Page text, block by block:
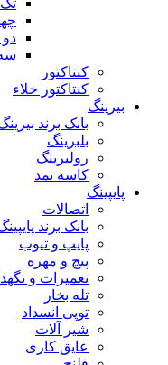
دو
کنتاکتور
کنتاکتور خلاء
بیرینگ
بانک برند
بلبرینگ
رولبرینگ
کاسه نمد
پایپینگ
اتصالات
بانک برند
پایپ و تیوب
پیچ و مهره
تعمیرات و
تله بخار
توپی انسداد
شیر آلات
عایق کاری